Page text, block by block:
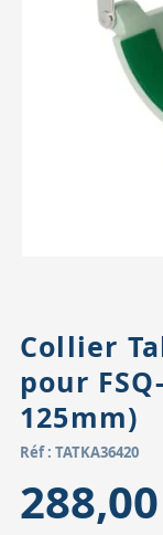
Accessoires
Pièces
Collier
pour
125mm)
Réf : TATKA36420